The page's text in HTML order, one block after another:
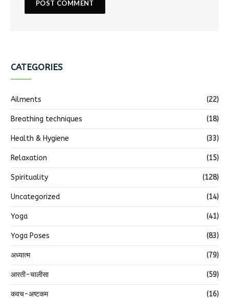
CATEGORIES
Ailments (22)
Breathing techniques (18)
Health & Hygiene (33)
Relaxation (15)
Spirituality (128)
Uncategorized (14)
Yoga (41)
Yoga Poses (83)
अध्यात्म (79)
आरती-चालीसा (59)
कवच-अष्टकम (16)